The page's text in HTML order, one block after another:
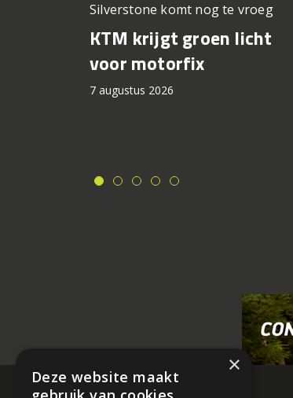
Silverstone komt nog te vroeg
KTM krijgt groen licht
voor motorfix
7 augustus 2026
×
Deze website maakt